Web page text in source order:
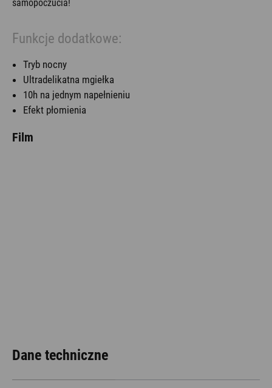
samopoczucia!
Funkcje dodatkowe:
Tryb nocny
Ultradelikatna mgiełka
10h na jednym napełnieniu
Efekt płomienia
Film
Dane techniczne